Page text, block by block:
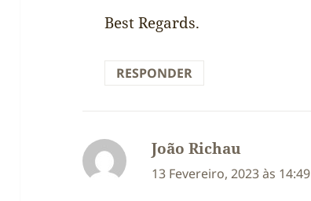
Best Regards.
RESPONDER
João Richau
13 Fevereiro, 2023 às 14:49